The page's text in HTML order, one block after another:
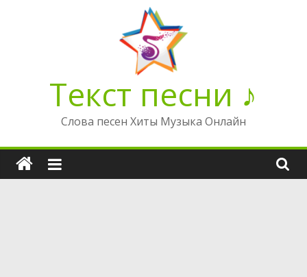
Текст песни ♪
Слова песен Хиты Музыка Онлайн